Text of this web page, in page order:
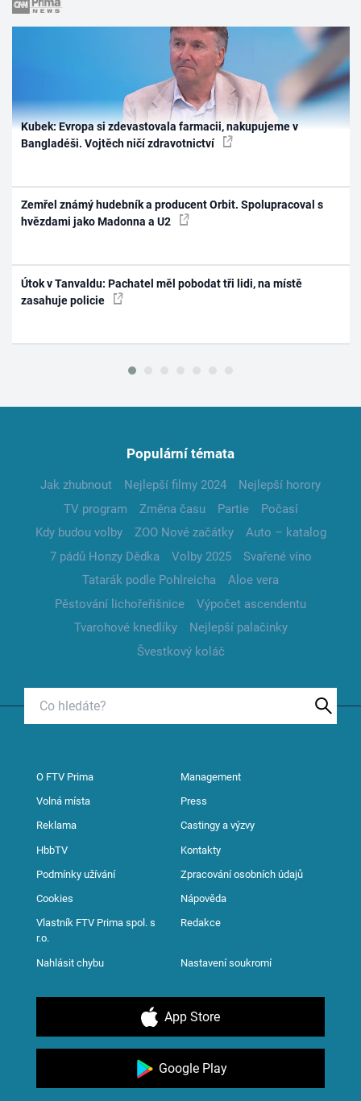
Kubek: Evropa si zdevastovala farmacii, nakupujeme v
Bangladéši. Vojtěch ničí zdravotnictví
Zemřel známý hudebník a producent Orbit. Spolupracoval s
hvězdami jako Madonna a U2
Útok v Tanvaldu: Pachatel měl pobodat tři lidi, na místě
zasahuje policie
Populární témata
Jak zhubnout Nejlepší filmy 2024
Nejlepší horory
TV program
Změna času Partie
Počasí
Kdy budou volby
ZOO Nové začátky
Auto – katalog
7 pádů Honzy Dědka
Volby 2025
Svařené víno
Tatarák podle Pohlreicha
Aloe vera
Pěstování lichořeřišnice
Výpočet ascendentu
Tvarohové knedlíky
Nejlepší palačinky
Švestkový koláč
O FTV Prima Management
Volná místa Press
Reklama Castingy a výzvy
HbbTV Kontakty
Podmínky užívání Zpracování osobních údajů
Cookies Nápověda
Vlastník FTV Prima spol. s
r.o.
Redakce
Nahlásit chybu Nastavení soukromí
App Store
Google Play